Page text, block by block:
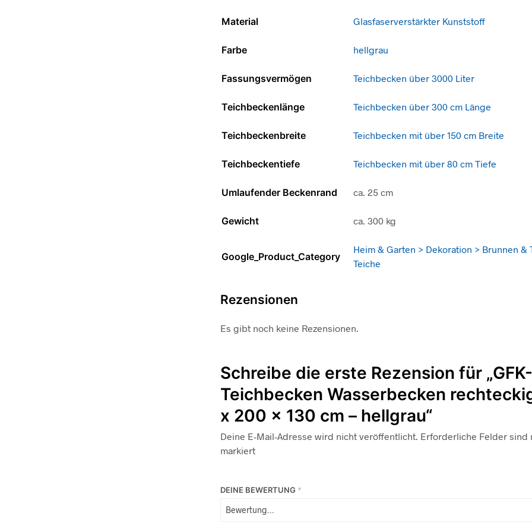
Material Glasfaserverstärkter Kunststoff
Farbe hellgrau
Fassungsvermögen Teichbecken über 3000 Liter
Teichbeckenlänge Teichbecken über 300 cm Länge
Teichbeckenbreite Teichbecken mit über 150 cm Breite
Teichbeckentiefe Teichbecken mit über 80 cm Tiefe
Umlaufender Beckenrand ca. 25 cm
Gewicht ca. 300 kg
Google_Product_Category
Heim & Garten > Dekoration > Brunnen &
Teiche
Rezensionen
Es gibt noch keine Rezensionen.
Schreibe die erste Rezension für „GFK-
Teichbecken Wasserbecken
x 200 x 130 cm – hellgrau“
Deine E-Mail-Adresse wird nicht veröffentlicht. Erforderliche Felder sind
markiert
DEINE BEWERTUNG *